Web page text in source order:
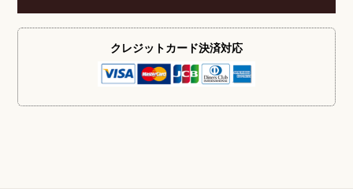
クレジットカード決済対応